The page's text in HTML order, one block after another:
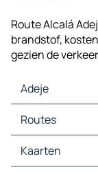
Route Alcalá
brandstof,
gezien de
Adeje
Adeje Kaarten
Adeje Verkeer
Adeje Hotels
Adeje Restaurants
Routes
Routes Adeje -
Routes Adeje -
Kaarten